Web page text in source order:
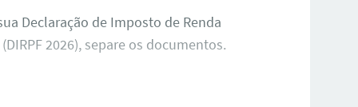
Declaração de Imposto de Renda
2026), separe os documentos.